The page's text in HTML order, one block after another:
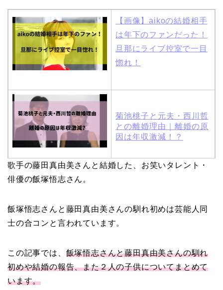
【画像】aikoの結婚相手
は年下のファンだった！
旦那にライブ控室で一目
惚れ！
菊池桃子と元夫・西川哲
との離婚理由｜離婚の原
因は年収激減！？
【画像】ブーニンの嫁は
資産家の娘！馴れ初めは
歌手の藤田真由美さんと結婚した、お笑いタレント・
俳優の飯塚悟志さん。
飯塚悟志さんと藤田真由美さんの馴れ初めは芸能人同
士の合コンと言われています。
この記事では、 飯塚悟志さんと藤田真由美さんの馴れ
初めや結婚の報告、また２人の子供についてまとめて
います。